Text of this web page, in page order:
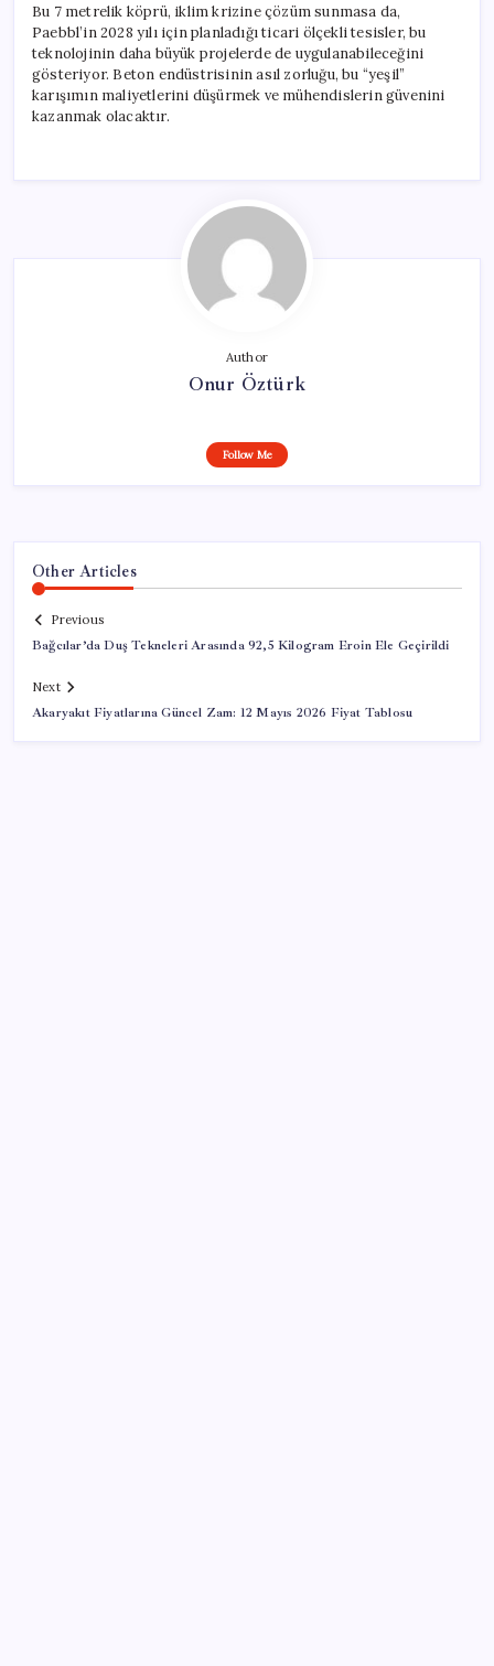
Bu 7 metrelik köprü, iklim krizine çözüm sunmasa da,
Paebbl’in 2028 yılı için planladığı ticari ölçekli tesisler, bu
teknolojinin daha büyük projelerde de uygulanabileceğini
gösteriyor. Beton endüstrisinin asıl zorluğu, bu “yeşil”
karışımın maliyetlerini düşürmek ve mühendislerin güvenini
kazanmak olacaktır.
Author
Onur Öztürk
Follow Me
Other Articles
Previous
Bağcılar’da Duş Tekneleri Arasında 92,5 Kilogram Eroin Ele Geçirildi
Next
Akaryakıt Fiyatlarına Güncel Zam: 12 Mayıs 2026 Fiyat Tablosu